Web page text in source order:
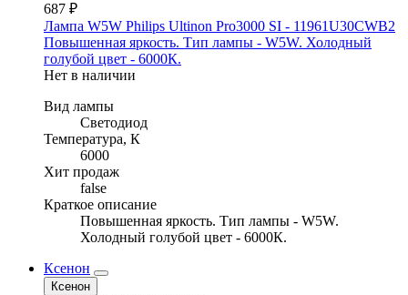
687 ₽
Лампа W5W Philips Ultinon Pro3000 SI - 11961U30CWB2
Повышенная яркость. Тип лампы - W5W. Холодный
голубой цвет - 6000К.
Нет в наличии
Вид лампы
Светодиод
Температура, К
6000
Хит продаж
false
Краткое описание
Повышенная яркость. Тип лампы - W5W.
Холодный голубой цвет - 6000К.
Ксенон
Ксенон